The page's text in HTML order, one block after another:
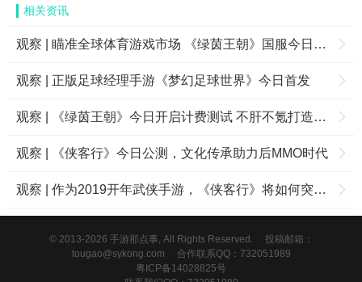
相关资讯
观察 | 瞄准全球体育游戏市场 《绿茵王朝》国服今日上线
观察 | 正版足球经理手游《梦幻足球世界》今日首发
观察 | 《绿茵王朝》今日开启计费测试 不肝不氪打造专属足球世界
观察 | 《侠客行》今日公测，文化传承助力后MMO时代
观察 | 作为2019开年武侠手游，《侠客行》将如何突围？
© 2013-2026 手游那点事, All Rights Reserved.
投稿邮箱：
tougao@sykong.com 合作联系QQ：732051989
粤ICP备14028825号